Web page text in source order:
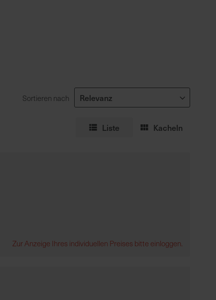
Sortieren nach
Liste Kacheln
Zur Anzeige Ihres individuellen Preises bitte einloggen.